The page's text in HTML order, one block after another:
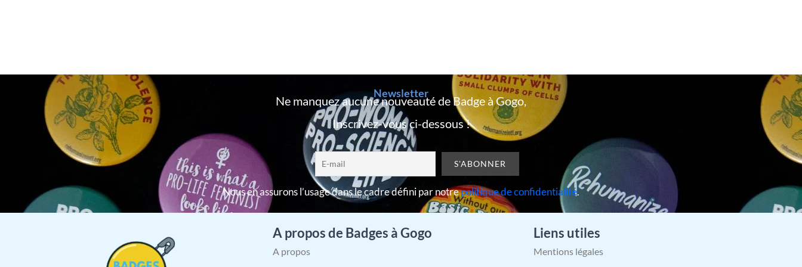
Newsletter
Ne manquez aucune nouveauté de Badge à Gogo,
Inscrivez-vous ci-dessous !
Nous en assurons l’usage dans le cadre défini par notrepolitique de confidentialité.
A propos de Badges à Gogo
A propos
Liens utiles
Mentions légales